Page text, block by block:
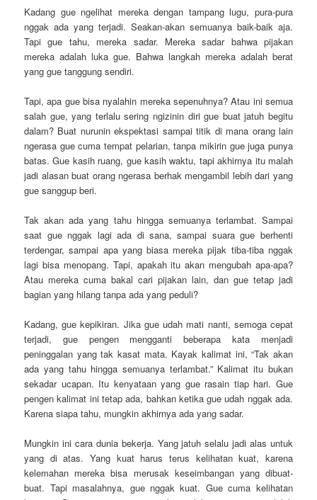
Kadang gue ngelihat mereka dengan tampang lugu, pura-pura
nggak ada yang terjadi. Seakan-akan semuanya baik-baik aja.
Tapi gue tahu, mereka sadar. Mereka sadar bahwa pijakan
mereka adalah luka gue. Bahwa langkah mereka adalah berat
yang gue tanggung sendiri.
Tapi, apa gue bisa nyalahin mereka sepenuhnya? Atau ini semua
salah gue, yang terlalu sering ngizinin diri gue buat jatuh begitu
dalam? Buat nurunin ekspektasi sampai titik di mana orang lain
ngerasa gue cuma tempat pelarian, tanpa mikirin gue juga punya
batas. Gue kasih ruang, gue kasih waktu, tapi akhirnya itu malah
jadi alasan buat orang ngerasa berhak mengambil lebih dari yang
gue sanggup beri.
Tak akan ada yang tahu hingga semuanya terlambat. Sampai
saat gue nggak lagi ada di sana, sampai suara gue berhenti
terdengar, sampai apa yang biasa mereka pijak tiba-tiba nggak
lagi bisa menopang. Tapi, apakah itu akan mengubah apa-apa?
Atau mereka cuma bakal cari pijakan lain, dan gue tetap jadi
bagian yang hilang tanpa ada yang peduli?
Kadang, gue kepikiran. Jika gue udah mati nanti, semoga cepat
terjadi, gue pengen mengganti beberapa kata menjadi
peninggalan yang tak kasat mata. Kayak kalimat ini, “Tak akan
ada yang tahu hingga semuanya terlambat.” Kalimat itu bukan
sekadar ucapan. Itu kenyataan yang gue rasain tiap hari. Gue
pengen kalimat ini tetap ada, bahkan ketika gue udah nggak ada.
Karena siapa tahu, mungkin akhirnya ada yang sadar.
Mungkin ini cara dunia bekerja. Yang jatuh selalu jadi alas untuk
yang di atas. Yang kuat harus terus kelihatan kuat, karena
kelemahan mereka bisa merusak keseimbangan yang dibuat-
buat. Tapi masalahnya, gue nggak kuat. Gue cuma kelihatan